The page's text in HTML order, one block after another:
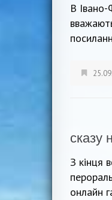
В Івано-
сказу
З кінця
онлайн